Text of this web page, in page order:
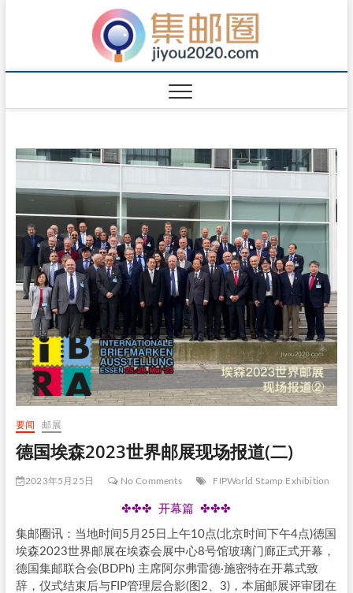
要闻 邮展
德国埃森2023世界邮展现场报道(二)
2023年5月25日 No Comments FIPWorld Stamp Exhibition
✤✤✤ 开幕篇 ✤✤✤
集邮圈讯：当地时间5月25日上午10点(北京时间下午4点)德国
埃森2023世界邮展在埃森会展中心8号馆玻璃门廊正式开幕，
德国集邮联合会(BDPh) 主席阿尔弗雷德·施密特在开幕式致
辞，仪式结束后与FIP管理层合影(图2、3)，本届邮展评审团在